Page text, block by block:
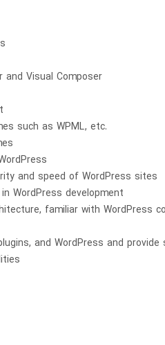
and Visual Composer
such as WPML, etc.
and speed of WordPress sites
WordPress development
familiar with WordPress
and WordPress and provide